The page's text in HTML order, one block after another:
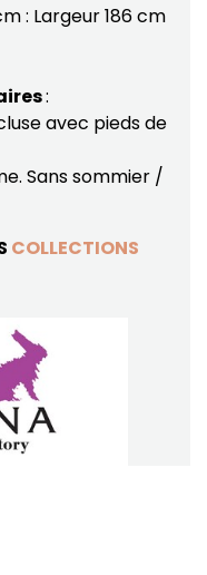
: Largeur 186 cm
:
avec pieds de
Sans sommier /
COLLECTIONS